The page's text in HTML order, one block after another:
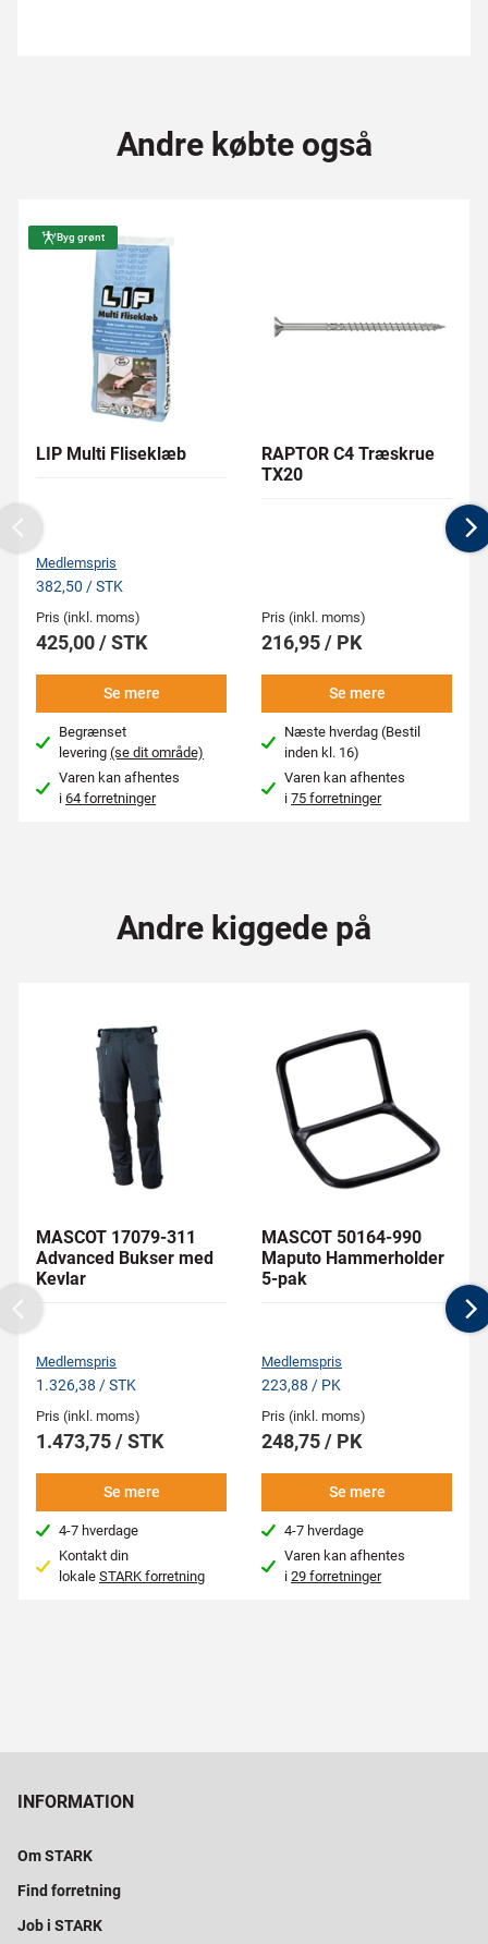
Andre købte også
Byg grønt
LIP Multi Fliseklæb
Medlemspris
382,50 / STK
Pris (inkl. moms)
425,00 / STK
Se mere
Begrænset
levering(se dit område)
Varen kan afhentes
i64 forretninger
RAPTOR C4 Træskrue
TX20
Pris (inkl. moms)
216,95 / PK
Se mere
Næste hverdag (Bestil
inden kl. 16)
Varen kan afhentes
i75 forretninger
Previous
Andre kiggede på
MASCOT 17079-311
Advanced Bukser med
Kevlar
Medlemspris
1.326,38 / STK
Pris (inkl. moms)
1.473,75 / STK
Se mere
4-7 hverdage
Kontakt din
lokale STARK forretning
MASCOT 50164-990
Maputo Hammerholder
5-pak
Medlemspris
223,88 / PK
Pris (inkl. moms)
248,75 / PK
Se mere
4-7 hverdage
Varen kan afhentes
i29 forretninger
Previous
INFORMATION
Om STARK
Find forretning
Job i STARK